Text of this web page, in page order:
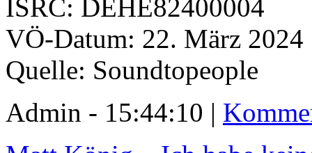
ISRC: DEHE82400004
VÖ-Datum: 22. März 2024
Quelle: Soundtopeople
Admin - 15:44:10 |